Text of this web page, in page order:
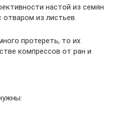
настой из семян
из листьев.
протереть, то их
компрессов от ран и